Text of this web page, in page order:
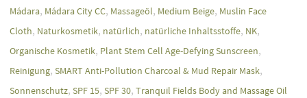
Mádara, Mádara City CC, Massageöl, Medium Beige, Muslin Face
Cloth, Naturkosmetik, natürlich, natürliche Inhaltsstoffe, NK,
Organische Kosmetik, Plant Stem Cell Age-Defying Sunscreen,
Reinigung, SMART Anti-Pollution Charcoal & Mud Repair Mask,
Sonnenschutz, SPF 15, SPF 30, Tranquil Fields Body and Massage Oil